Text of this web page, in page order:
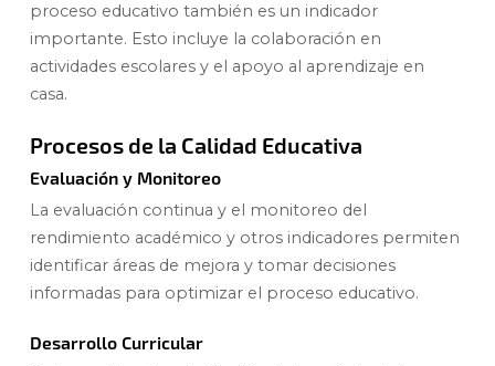
proceso educativo también es un indicador
importante. Esto incluye la colaboración en
actividades escolares y el apoyo al aprendizaje en
casa.
Procesos de la Calidad Educativa
Evaluación y Monitoreo
La evaluación continua y el monitoreo del
rendimiento académico y otros indicadores permiten
identificar áreas de mejora y tomar decisiones
informadas para optimizar el proceso educativo.
Desarrollo Curricular